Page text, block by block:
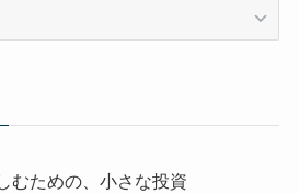
むための、小さな投資